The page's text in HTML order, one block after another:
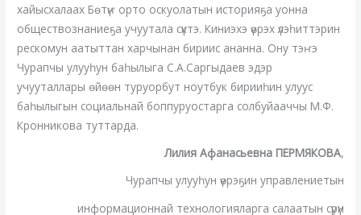
хайысхалаах Бөтүҥ орто оскуолатын историяҕа уонна
обществознаниеҕа учуутала сүктэ. Киниэхэ үөрэх үлэһиттэрин
рескомун аатыттан харчынан бириис ананна. Ону тэҥэ
Чурапчы улууһун баһылыга С.А.Саргыдаев эдэр
учууталлары өйөөн туруорбут ноутбук бирииһин улуус
баһылыгын социальнай боппуруостарга солбуйааччы М.Ф.
Кронникова туттарда.
Лилия Афанасьевна ПЕРМЯКОВА,
Чурапчы улууһун үөрэҕин управлениетын
информационнай технологияларга салаатын сүрүн